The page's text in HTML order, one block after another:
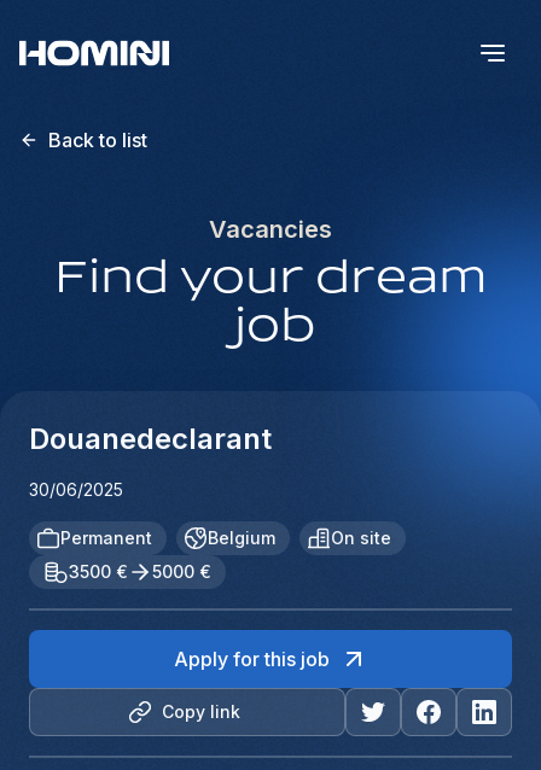
Back to list
Vacancies
Find your dream
job
Douanedeclarant
30/06/2025
Permanent Belgium
On site
3500 €
5000 €
Copy link
Apply for this job